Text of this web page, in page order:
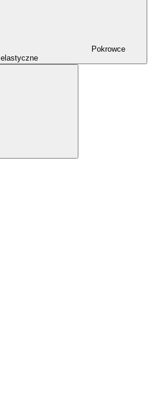
Pokrowce
elastyczne